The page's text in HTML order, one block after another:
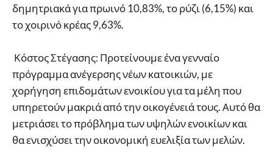
δημητριακά για πρωινό 10,83%, το ρύζι (6,15%) και
το χοιρινό κρέας 9,63%.
Κόστος Στέγασης: Προτείνουμε ένα γενναίο
πρόγραμμα ανέγερσης νέων κατοικιών, με
χορήγηση επιδομάτων ενοικίου για τα μέλη που
υπηρετούν μακριά από την οικογένειά τους. Αυτό θα
μετριάσει το πρόβλημα των υψηλών ενοικίων και
θα ενισχύσει την οικονομική ευελιξία των μελών.